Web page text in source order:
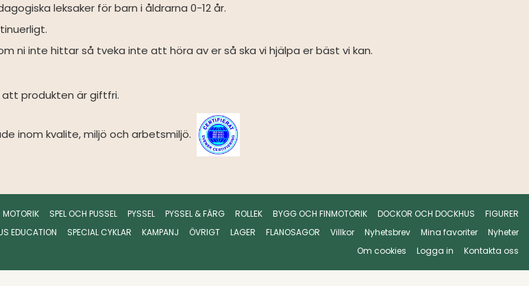
leksaker för barn i åldrarna 0-12 år.
ni inte hittar så tveka inte att höra av er så ska vi hjälpa er bäst vi kan.
produkten är giftfri.
inom kvalite, miljö och arbetsmiljö.
MOTORIK SPEL OCH PUSSEL PYSSEL PYSSEL & FÄRG ROLLEK BYGG OCH FINMOTORIK DOCKOR OCH DOCKHUS
FIGURER
EDUCATION SPECIAL CYKLAR KAMPANJ ÖVRIGT LAGER FLANOSAGOR Villkor Nyhetsbrev Mina favoriter
Nyheter
Om cookies
Logga in Kontakta oss